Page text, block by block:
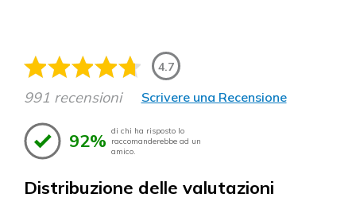
4.7
991 recensioni Scrivere una Recensione
92% di chi ha risposto lo
raccomanderebbe ad un
amico.
Distribuzione delle valutazioni